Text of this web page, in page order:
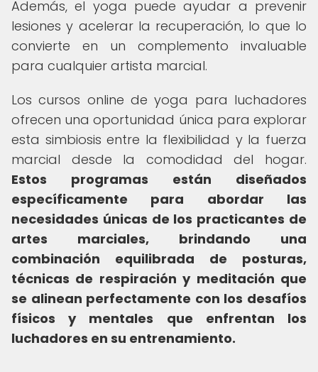
Además, el yoga puede ayudar a prevenir
lesiones y acelerar la recuperación, lo que lo
convierte en un complemento invaluable
para cualquier artista marcial.
Los cursos online de yoga para luchadores
ofrecen una oportunidad única para explorar
esta simbiosis entre la flexibilidad y la fuerza
marcial desde la comodidad del hogar.
Estos programas están diseñados
específicamente para abordar las
necesidades únicas de los practicantes de
artes marciales, brindando una
combinación equilibrada de posturas,
técnicas de respiración y meditación que
se alinean perfectamente con los desafíos
físicos y mentales que enfrentan los
luchadores en su entrenamiento.